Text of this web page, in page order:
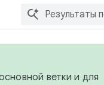
ветки и для